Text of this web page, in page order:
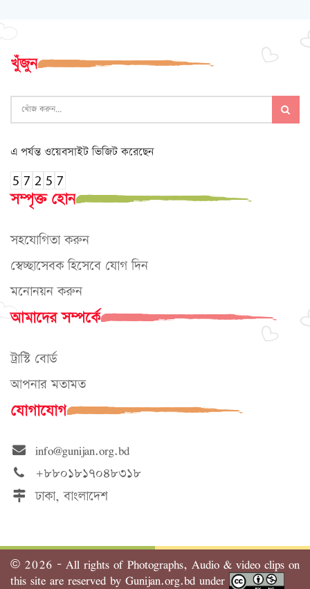
খুঁজুন
এ পর্যন্ত ওয়েবসাইট ভিজিট করেছেন
সম্পৃক্ত হোন
সহযোগিতা করুন
স্বেচ্ছাসেবক হিসেবে যোগ দিন
মনোনয়ন করুন
আমাদের সম্পর্কে
ট্রাস্টি বোর্ড
আপনার মতামত
যোগাযোগ
info@gunijan.org.bd
+৮৮০১৮১৭০৪৮৩১৮
ঢাকা, বাংলাদেশ
© 2026 - All rights of Photographs, Audio & video clips on
this site are reserved by Gunijan.org.bd under